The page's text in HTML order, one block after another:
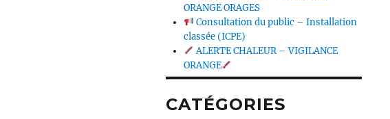
ORANGE ORAGES
Consultation du public – Installation
classée (ICPE)
ALERTE CHALEUR – VIGILANCE
ORANGE
CATÉGORIES